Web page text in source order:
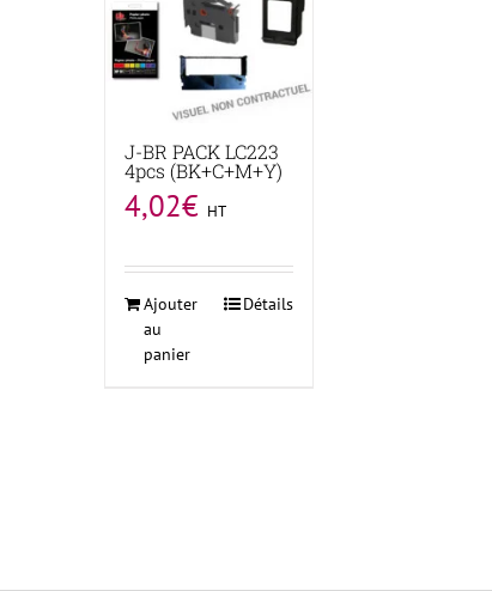
J-BR PACK LC223
4pcs (BK+C+M+Y)
4,02€ HT
Ajouter
au
panier
Détails